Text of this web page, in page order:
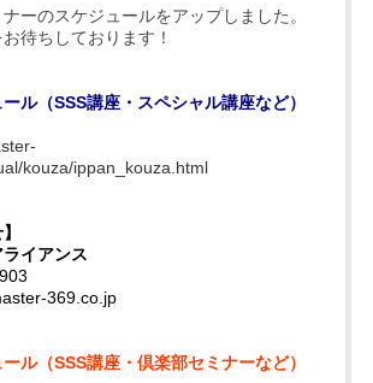
ーのスケジュールをアップしました。
待ちしております！
ル（SSS講座・スペシャル講座など）
kouza/ippan_kouza.html
イアンス
369.co.jp
ル（SSS講座・倶楽部セミナーなど）